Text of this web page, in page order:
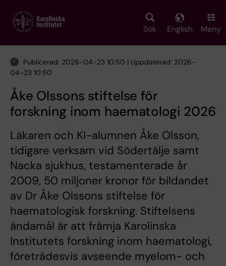
main
Sök English Meny
Publicerad: 2026-04-23 10:50 | Uppdaterad: 2026-
04-23 10:50
Åke Olssons stiftelse för
forskning inom haematologi 2026
Läkaren och KI-alumnen Åke Olsson,
tidigare verksam vid Södertälje samt
Nacka sjukhus, testamenterade år
2009, 50 miljoner kronor för bildandet
av Dr Åke Olssons stiftelse för
haematologisk forskning. Stiftelsens
ändamål är att främja Karolinska
Institutets forskning inom haematologi,
företrädesvis avseende myelom- och